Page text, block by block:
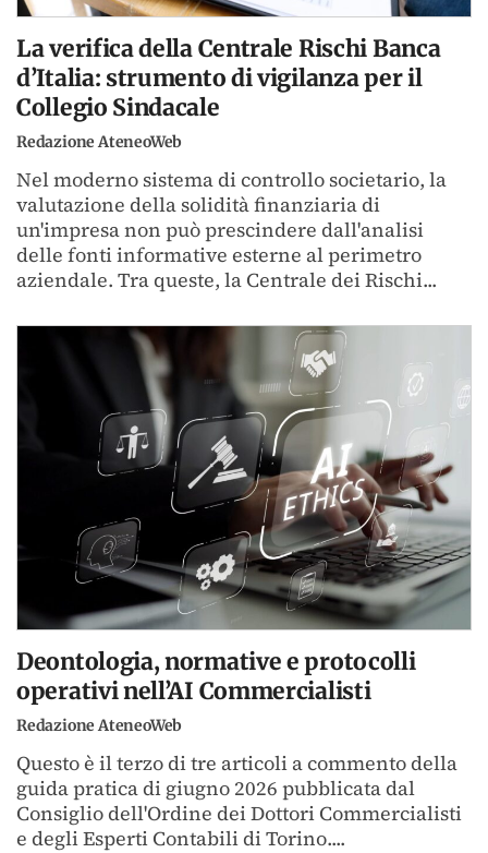
La verifica della Centrale Rischi Banca
d’Italia: strumento di vigilanza per il
Collegio Sindacale
Redazione AteneoWeb
Nel moderno sistema di controllo societario, la
valutazione della solidità finanziaria di
un'impresa non può prescindere dall'analisi
delle fonti informative esterne al perimetro
aziendale. Tra queste, la Centrale dei Rischi...
Deontologia, normative e protocolli
operativi nell’AI Commercialisti
Redazione AteneoWeb
Questo è il terzo di tre articoli a commento della
guida pratica di giugno 2026 pubblicata dal
Consiglio dell'Ordine dei Dottori Commercialisti
e degli Esperti Contabili di Torino....